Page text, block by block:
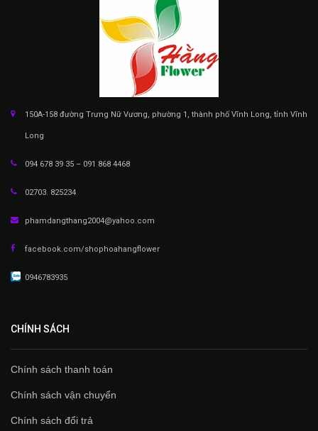
150A-158 đường Trưng Nữ Vương, phường 1, thành phố Vĩnh Long, tỉnh Vĩnh
Long
094 678 39 35 – 091 868 4468
02703. 825234
phamdangthang2004@yahoo.com
facebook.com/shophoahangflower
0946783935
CHÍNH SÁCH
Chính sách thanh toán
Chính sách vận chuyển
Chính sách đổi trả